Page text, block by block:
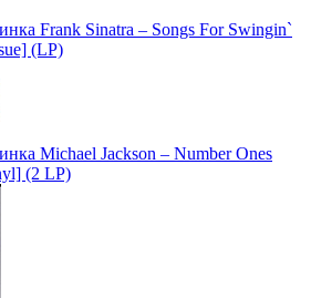
Frank Sinatra – Songs For Swingin`
(LP)
Michael Jackson – Number Ones
(2 LP)